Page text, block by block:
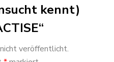
kennt)
veröffentlicht.